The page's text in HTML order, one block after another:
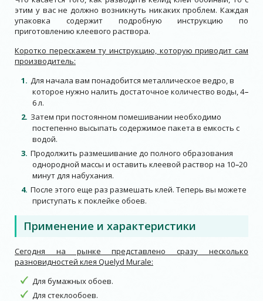
этим у вас не должно возникнуть никаких проблем. Каждая
упаковка содержит подробную инструкцию по
приготовлению клеевого раствора.
Коротко перескажем ту инструкцию, которую приводит сам
производитель:
Для начала вам понадобится металлическое ведро, в
которое нужно налить достаточное количество воды, 4–
6 л.
Затем при постоянном помешивании необходимо
постепенно высыпать содержимое пакета в емкость с
водой.
Продолжить размешивание до полного образования
однородной массы и оставить клеевой раствор на 10–20
минут для набухания.
После этого еще раз размешать клей. Теперь вы можете
приступать к поклейке обоев.
Применение и характеристики
Сегодня на рынке представлено сразу несколько
разновидностей клея Quelyd Murale:
Для бумажных обоев.
Для стеклообоев.